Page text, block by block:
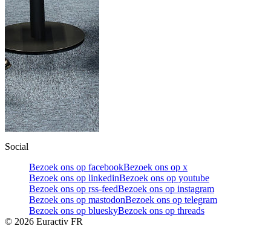
Social
Bezoek ons op facebookBezoek ons op x
Bezoek ons op linkedinBezoek ons op youtube
Bezoek ons op rss-feedBezoek ons op instagram
Bezoek ons op mastodonBezoek ons op telegram
Bezoek ons op blueskyBezoek ons op threads
© 2026 Euractiv FR